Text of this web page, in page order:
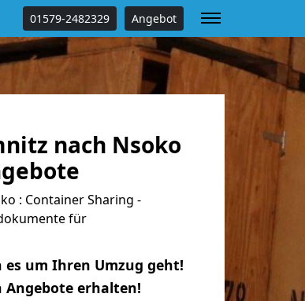
01579-2482329 Angebot
nach Nsoko
: Container Sharing -
für
um Ihren Umzug geht!
Angebote erhalten!